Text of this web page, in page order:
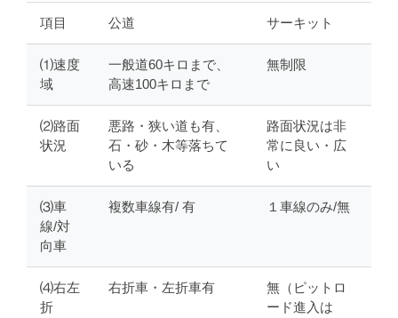
項目 公道 サーキット
⑴速度
域
一般道60キロまで、
高速100キロまで
無制限
⑵路面
状況
悪路・狭い道も有、
石・砂・木等落ちて
いる
路面状況は非
常に良い・広
い
⑶車
線/対
向車
複数車線有/ 有 １車線のみ/無
⑷右左
折
右折車・左折車有
無（ピットロ
ード進入は